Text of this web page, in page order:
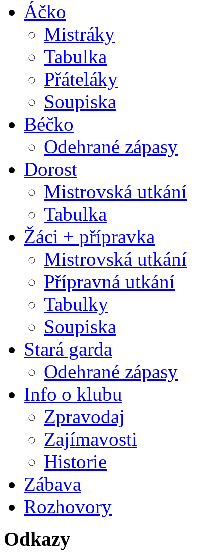
Áčko
Mistráky
Tabulka
Přáteláky
Soupiska
Béčko
Odehrané zápasy
Dorost
Mistrovská utkání
Tabulka
Žáci + přípravka
Mistrovská utkání
Přípravná utkání
Tabulky
Soupiska
Stará garda
Odehrané zápasy
Info o klubu
Zpravodaj
Zajímavosti
Historie
Zábava
Rozhovory
Odkazy